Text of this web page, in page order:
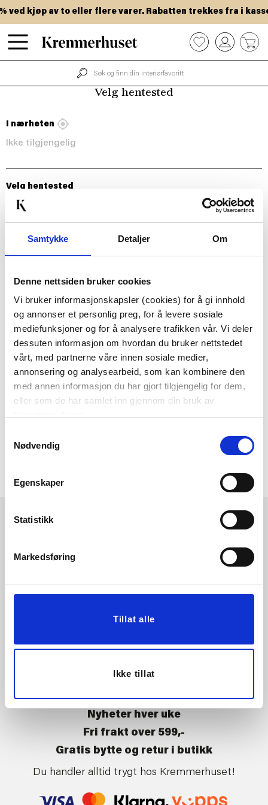
Samtykke Detaljer Om
Denne nettsiden bruker cookies
Vi bruker informasjonskapsler (cookies) for å gi innhold
og annonser et personlig preg, for å levere sosiale
mediefunksjoner og for å analysere trafikken vår. Vi deler
dessuten informasjon om hvordan du bruker nettstedet
vårt, med partnerne våre innen sosiale medier,
annonsering og analysearbeid, som kan kombinere den
med annen informasjon du har gjort tilgjengelig for dem,
eller som de har samlet inn gjennom din bruk av
Nødvendig
Egenskaper
Statistikk
Markedsføring
Tillat alle
Ikke tillat
Hopp
til
hovedinnhold
ved kjøp av to eller flere varer. Rabatten trekkes fra i
0
Velg hentested
I nærheten
Ikke tilgjengelig
Velg hentested
BLI MED!
Som medlem i kundeklubben vår får du
alltid laveste prisogmange fristende
tilbud!
BLI MEDLEM
Følg oss gjerne på
sosiale medier!
Kundeklubb Tilbakekalling av varer
Handle på nett
Betaling og levering
Nyheter hver uke
Fri frakt over 599,-
Gratis bytte og retur i butikk
Du handler alltid trygt hos Kremmerhuset!